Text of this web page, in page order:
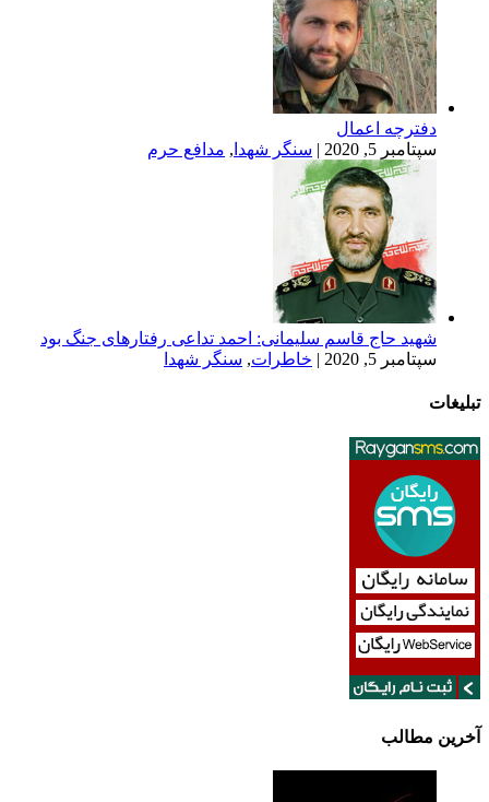
اعمال
|سنگر شهدا , مدافع حرم
حاج قاسم سلیمانی: احمد تداعی رفتارهای جنگ بود
|خاطرات,سنگر شهدا